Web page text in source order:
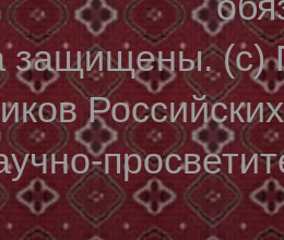
защищены. (с)